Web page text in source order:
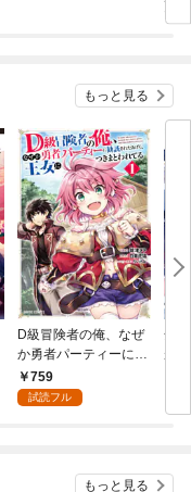
更
る
もっと見る
D級冒険者の俺、なぜ
か勇者パーティーに勧
誘されたあげく、王女
につきまとわれてる 1
759
試読フル
全
が
中
もっと見る